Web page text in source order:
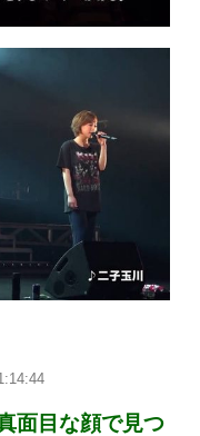
面目な顔で見つ